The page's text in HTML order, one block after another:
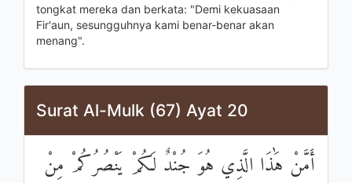
tongkat mereka dan berkata: "Demi kekuasaan
Fir'aun, sesungguhnya kami benar-benar akan
menang".
Surat Al-Mulk (67) Ayat 20
أَمَّنْ هَٰذَا الَّذِي هُوَ جُنْدٌ لَكُمْ يَنْصُرُكُمْ مِنْ